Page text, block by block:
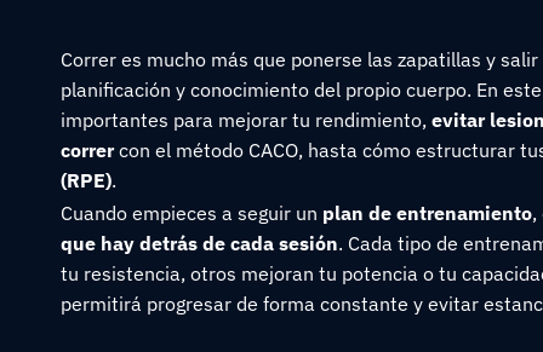
Correr es mucho más que ponerse las zapatillas y
planificación y conocimiento del propio cuerpo. En
importantes para mejorar tu rendimiento, evitar
corrercon el método CACO, hasta cómo estructurar
(RPE).
Cuando empieces a seguir un plan de entrenamiento,
que hay detrás de cada sesión. Cada tipo de
tu resistencia, otros mejoran tu potencia o tu
permitirá progresar de forma constante y evitar